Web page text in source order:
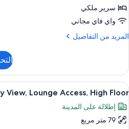
سرير ملكي
واي فاي مجاني
المزيد من التفاصيل
المزيد
شقة
إستديو
كلوب
استعراض
جميع
صور
Skyline
9
View, Lounge Access, High Floor
إطلالة على المدينة
79 متر مربع